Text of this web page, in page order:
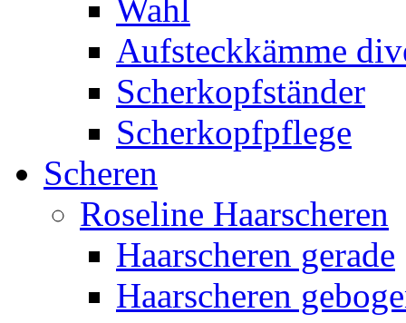
Wahl
Aufsteckkämme
Scherkopfständer
Scherkopfpflege
Scheren
Roseline Haarscheren
Haarscheren gerade
Haarscheren